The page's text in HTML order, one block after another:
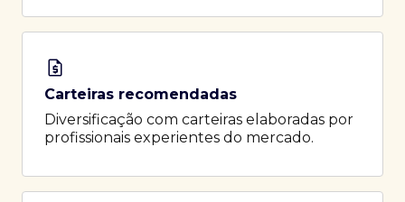
Carteiras recomendadas
Diversificação com carteiras elaboradas por
profissionais experientes do mercado.